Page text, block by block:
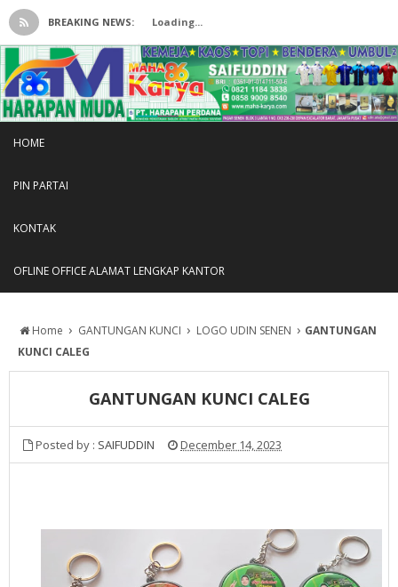
BREAKING NEWS: Loading...
HOME
PIN PARTAI
KONTAK
OFLINE OFFICE ALAMAT LENGKAP KANTOR
Home › GANTUNGAN KUNCI › LOGO UDIN SENEN › GANTUNGAN
KUNCI CALEG
GANTUNGAN KUNCI CALEG
Posted by : SAIFUDDIN December 14, 2023